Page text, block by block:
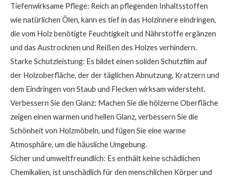
Tiefenwirksame Pflege: Reich an pflegenden Inhaltsstoffen
wie natürlichen Ölen, kann es tief in das Holzinnere eindringen,
die vom Holz benötigte Feuchtigkeit und Nährstoffe ergänzen
und das Austrocknen und Reißen des Holzes verhindern.
Starke Schutzleistung: Es bildet einen soliden Schutzfilm auf
der Holzoberfläche, der der täglichen Abnutzung, Kratzern und
dem Eindringen von Staub und Flecken wirksam widersteht.
Verbessern Sie den Glanz: Machen Sie die hölzerne Oberfläche
zeigen einen warmen und hellen Glanz, verbessern Sie die
Schönheit von Holzmöbeln, und fügen Sie eine warme
Atmosphäre, um die häusliche Umgebung.
Sicher und umweltfreundlich: Es enthält keine schädlichen
Chemikalien, ist unschädlich für den menschlichen Körper und